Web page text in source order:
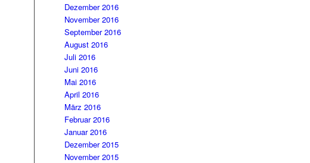
Dezember 2016
November 2016
September 2016
August 2016
Juli 2016
Juni 2016
Mai 2016
April 2016
März 2016
Februar 2016
Januar 2016
Dezember 2015
November 2015